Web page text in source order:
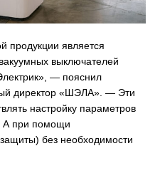
продукции является
выключателей
— пояснил
директор «ШЭЛА». — Эти
настройку параметров
А при помощи
без необходимости